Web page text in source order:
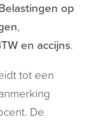
op
,
en accijns.
tot een
De